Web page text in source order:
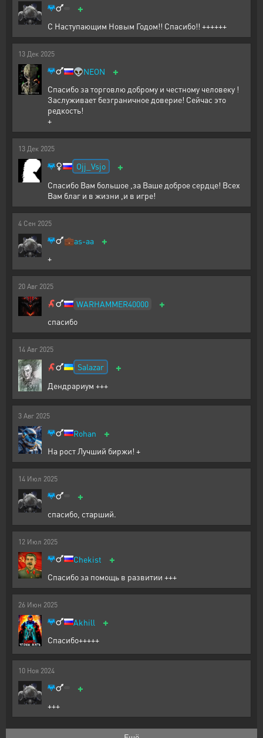
+
С Наступающим Новым Годом!! Спасибо!! ++++++
13 Дек 2025
👽NEON +
Спасибо за торговлю доброму и честному человеку !
Заслуживает безграничное доверие! Сейчас это
редкость!
+
13 Дек 2025
Ojj_Vsjo +
Спасибо Вам большое ,за Ваше доброе сердце! Всех
Вам благ и в жизни ,и в игре!
4 Сен 2025
💼as-aa +
+
20 Авг 2025
WARHAMMER40000 +
спасибо
14 Авг 2025
Salazar +
Дендрариум +++
3 Авг 2025
Rohan +
На рост Лучший биржи! +
14 Июл 2025
+
спасибо, старший.
12 Июл 2025
Chekist +
Спасибо за помощь в развитии +++
26 Июн 2025
Akhill +
Спасибо+++++
10 Ноя 2024
+
+++